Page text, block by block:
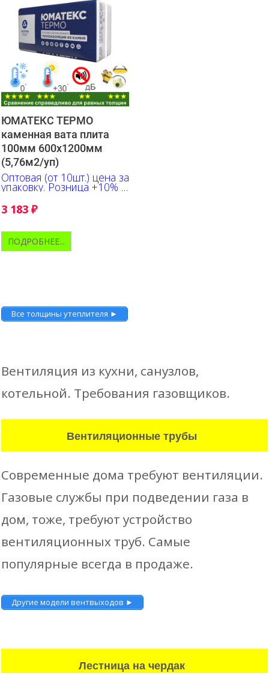
ЮМАТЕКС ТЕРМО
каменная вата плита
100мм 600х1200мм
(5,76м2/уп)
Оптовая (от 10шт.) цена за
упаковку. Розница +10% к
указанной цене
3 183 ₽
ПОДРОБНЕЕ...
Все толщины утеплителя ►
Вентиляция из кухни, санузлов,
котельной. Требования газовщиков.
Вентиляционные трубы
Современные дома требуют вентиляции.
Газовые службы при подведении газа в
дом, тоже, требуют устройство
вентиляционных труб. Самые
популярные всегда в продаже.
Другие модели вентвыходов ►
Лестница на чердак